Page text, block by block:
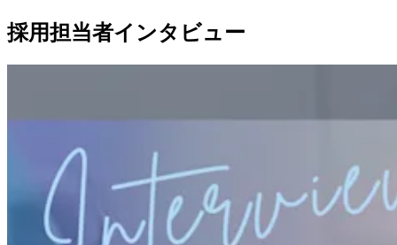
採用担当者インタビュー